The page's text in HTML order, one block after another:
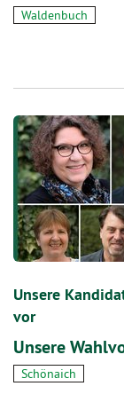
Waldenbuch
Unsere
vor
Unsere
Schönaich